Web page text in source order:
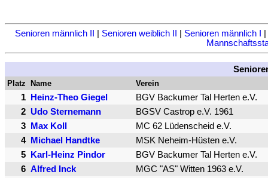
Senioren männlich II Senioren weiblich II Senioren männlich I
Platz Name Verein
1 Heinz-Theo Giegel
BGV Backumer Tal Herten e.V.
2 Udo Sternemann
BGSV Castrop e.V. 1961
3
Max Koll
MC 62 Lüdenscheid e.V.
4
Michael Handtke
MSK Neheim-Hüsten e.V.
5
Karl-Heinz Pindor
BGV Backumer Tal Herten e.V.
6 Alfred Inck
MGC "AS" Witten 1963 e.V.